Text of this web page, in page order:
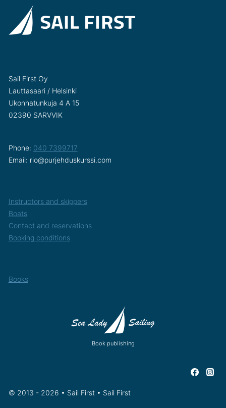
Sail First Oy
Lauttasaari / Helsinki
Ukonhatunkuja 4 A 15
02390 SARVVIK
Phone: 040 7399717
Email: rio@purjehduskurssi.com
Instructors and skippers
Boats
Contact and reservations
Booking conditions
Books
Book publishing
© 2013 - 2026 • Sail First • Sail First